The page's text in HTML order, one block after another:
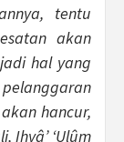
tentu
akan
hal yang
hancur,
Ihyâ’ ‘Ulûm